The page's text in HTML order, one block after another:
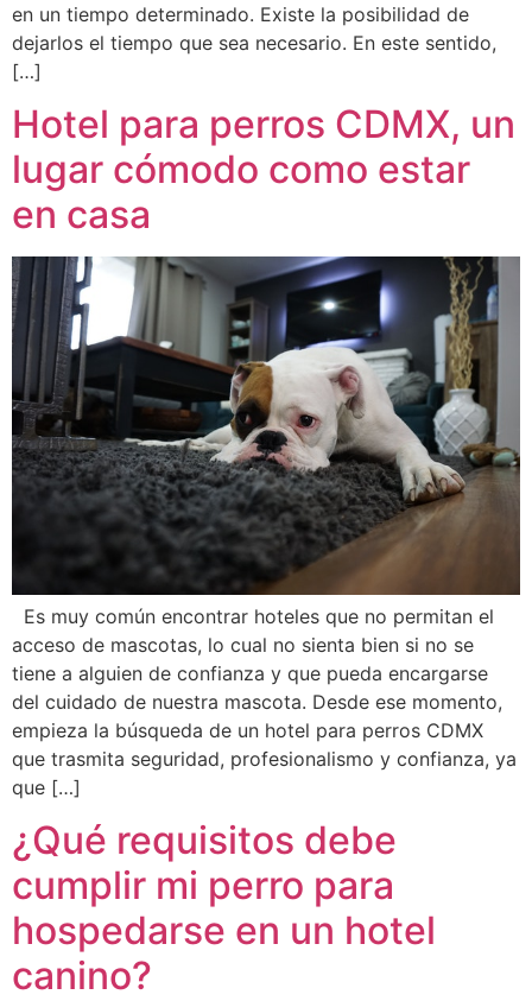
en un tiempo determinado. Existe la posibilidad de
dejarlos el tiempo que sea necesario. En este sentido,
[…]
Hotel para perros CDMX, un
lugar cómodo como estar
en casa
Es muy común encontrar hoteles que no permitan el
acceso de mascotas, lo cual no sienta bien si no se
tiene a alguien de confianza y que pueda encargarse
del cuidado de nuestra mascota. Desde ese momento,
empieza la búsqueda de un hotel para perros CDMX
que trasmita seguridad, profesionalismo y confianza, ya
que […]
¿Qué requisitos debe
cumplir mi perro para
hospedarse en un hotel
canino?